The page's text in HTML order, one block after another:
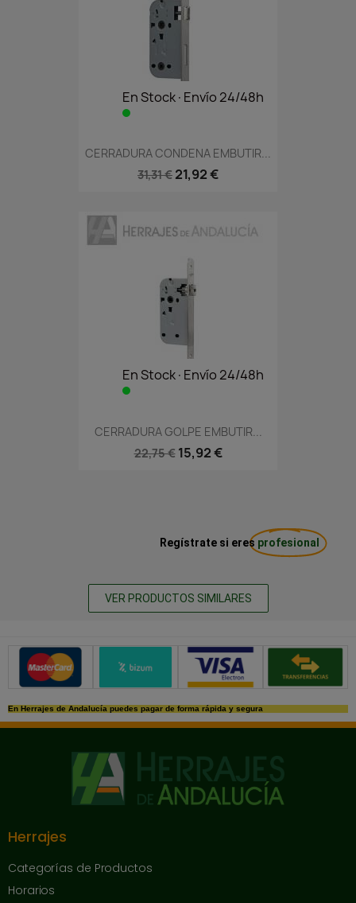
En Stock·Envío 24/48h
CERRADURA CONDENA EMBUTIR...
31,31 € 21,92 €
En Stock·Envío 24/48h
CERRADURA GOLPE EMBUTIR...
22,75 € 15,92 €
Regístrate si eres profesional
VER PRODUCTOS SIMILARES
Métodos de pago seguros
En Herrajes de Andalucía puedes pagar de forma rápida y segura
Herrajes
Categorías de Productos
Horarios